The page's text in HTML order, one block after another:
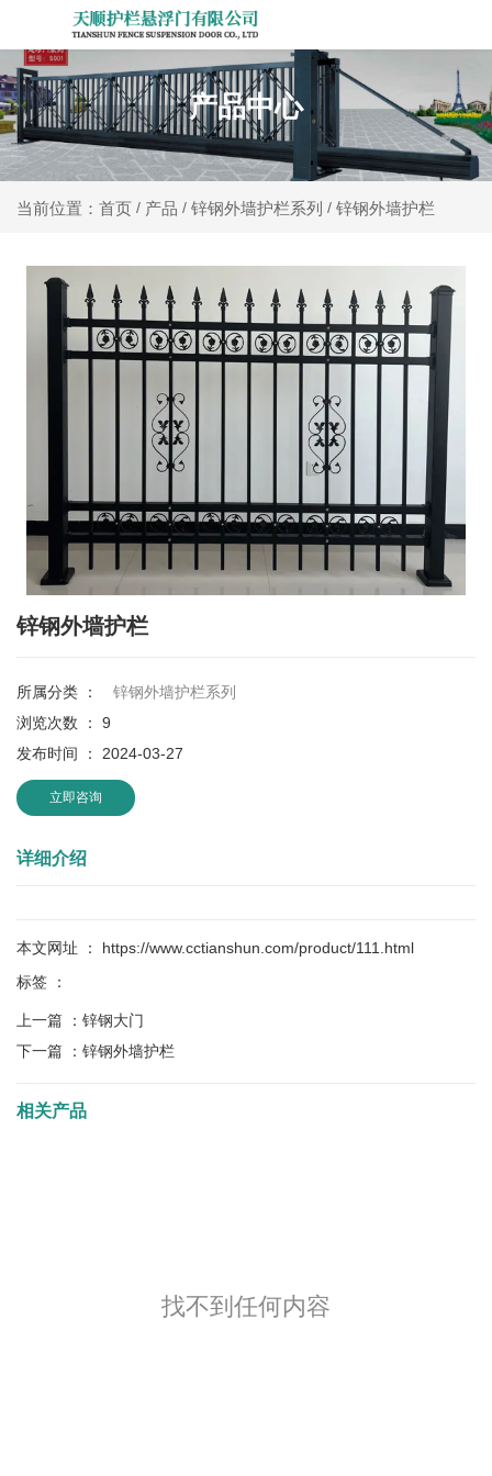
产品中心
当前位置：首页 / 产品 / 锌钢外墙护栏系列 / 锌钢外墙护栏
锌钢外墙护栏
所属分类 ：
锌钢外墙护栏系列
浏览次数 ： 9
发布时间 ： 2024-03-27
立即咨询
详细介绍
本文网址 ： https://www.cctianshun.com/product/111.html
标签 ：
上一篇 ： 锌钢大门
下一篇 ： 锌钢外墙护栏
相关产品
找不到任何内容